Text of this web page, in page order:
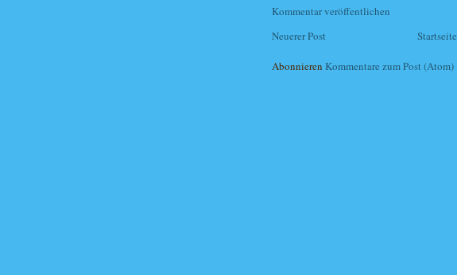
Kommentar veröffentlichen
Neuerer Post
Startseite
Abonnieren Kommentare zum Post (Atom)